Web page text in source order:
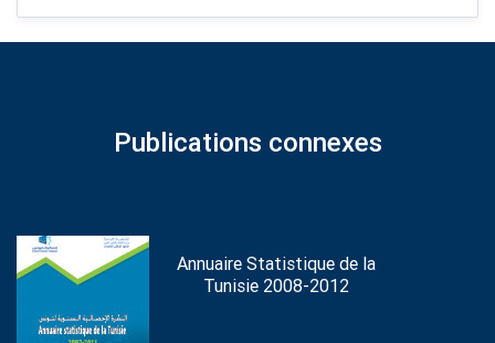
Publications connexes
Annuaire Statistique de la
Tunisie 2008-2012